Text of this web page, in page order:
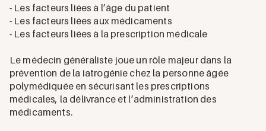
- Les facteurs liées à l’âge du patient
- Les facteurs liées aux médicaments
- Les facteurs liées à la prescription médicale
Le médecin généraliste joue un rôle majeur dans la
prévention de la iatrogénie chez la personne âgée
polymédiquée en sécurisant les prescriptions
médicales, la délivrance et l’administration des
médicaments.